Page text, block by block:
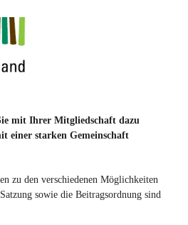
mit Ihrer Mitgliedschaft dazu
einer starken Gemeinschaft
zu den verschiedenen Möglichkeiten
sowie die Beitragsordnung sind